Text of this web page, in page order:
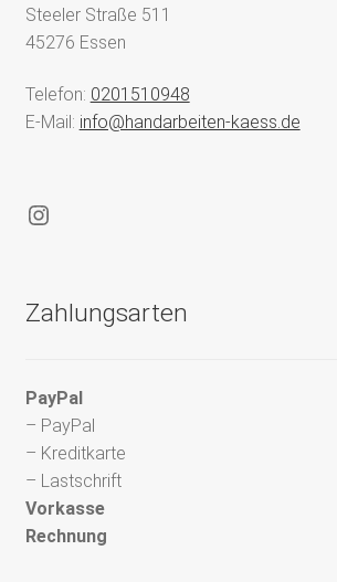
Steeler Straße 511
45276 Essen
Telefon: 0201510948
E-Mail: info@handarbeiten-kaess.de
Instagram
Zahlungsarten
PayPal
– PayPal
– Kreditkarte
– Lastschrift
Vorkasse
Rechnung